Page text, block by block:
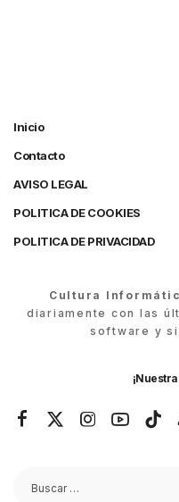
Inicio
Contacto
AVISO LEGAL
POLITICA DE COOKIES
POLITICA DE PRIVACIDAD
Cultura
diariamente con las
software y